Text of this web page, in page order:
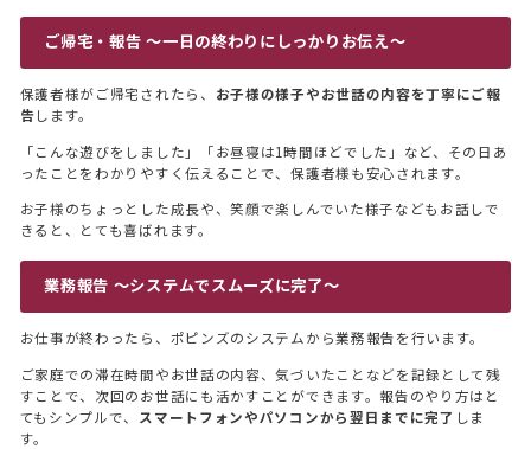
ご帰宅・報告 〜一日の終わりにしっかりお伝え〜
保護者様がご帰宅されたら、 お子様の様子やお世話の内容を丁寧にご報
告します。
「こんな遊びをしました」「お昼寝は1時間ほどでした」など、その日あ
ったことをわかりやすく伝えることで、保護者様も安心されます。
お子様のちょっとした成長や、笑顔で楽しんでいた様子などもお話しで
きると、とても喜ばれます。
業務報告 〜システムでスムーズに完了〜
お仕事が終わったら、ポピンズのシステムから業務報告を行います。
ご家庭での滞在時間やお世話の内容、気づいたことなどを記録として残
すことで、次回のお世話にも活かすことができます。報告のやり方はと
てもシンプルで、 スマートフォンやパソコンから翌日までに完了 しま
す。